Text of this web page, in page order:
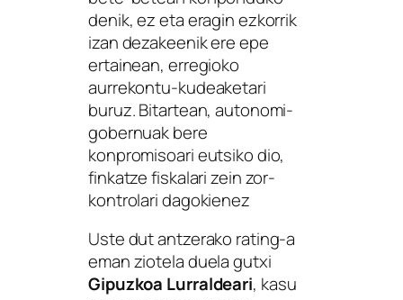
denik, ez eta eragin ezkorrik
izan dezakeenik ere epe
ertainean, erregioko
aurrekontu-kudeaketari
buruz. Bitartean, autonomi-
gobernuak bere
konpromisoari eutsiko dio,
finkatze fiskalari zein zor-
kontrolari dagokienez
Uste dut antzerako rating-a
eman ziotela duela gutxi
Gipuzkoa Lurraldeari, kasu